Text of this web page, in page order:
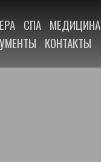
СПА МЕДИЦИНА
КОНТАКТЫ